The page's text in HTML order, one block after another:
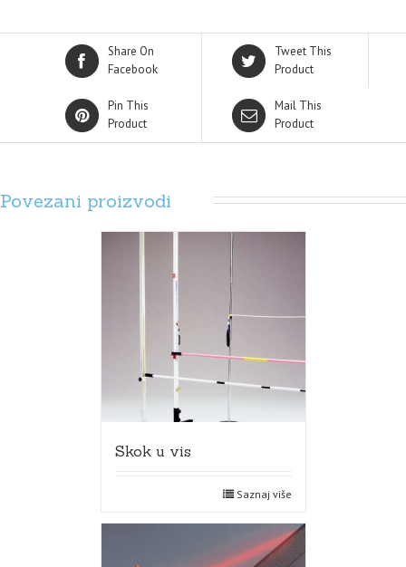
Share On
Facebook
Tweet This
Product
Pin This
Product
Mail This
Product
Povezani proizvodi
Skok u vis
Saznaj više